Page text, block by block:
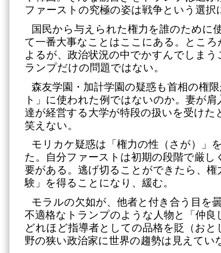
ファーストの究極の姿は戦争という選択
国民から与えられた権力を誰のために
て一番大事なことはここにある。とこ
よるが、政治状況の中でかすんでしま
ランプだけの問題ではない。
森友学園・加計学園の疑惑も首相の権
ト」に使われた例ではないのか。妻が
達が経営する大学が特段の扱いを受け
笑えない。
モリカケ疑惑は「権力の性（さが）」
た。自分ファーストは初期の段階で厳し
要がある。逃げ切ることができたら、権
験」を得ることになり、緩む。
モラルの欠如が、他者と付き合う目を
不適格なトランプのような人物と「仲
どれほど指導者としての品格を貶（お
野の狭い政治家に世界の趨勢は見えてい